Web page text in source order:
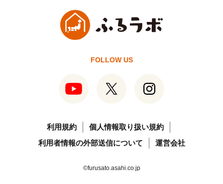
FOLLOW US
利用規約
個人情報取り扱い規約
利用者情報の外部送信について
運営会社
©furusato.asahi.co.jp